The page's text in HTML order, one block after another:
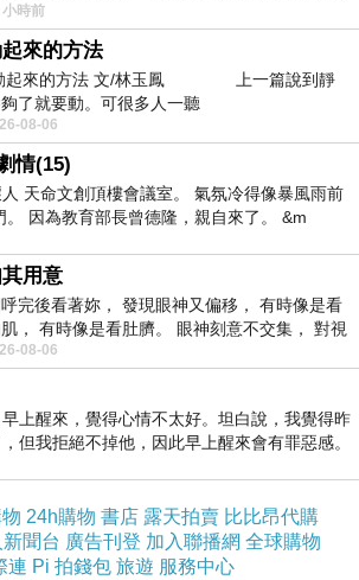
。
時前
來的方法
起來的方法 文/林玉鳳 上一篇說到靜
了就要動。可很多人一聽
08-06
情(15)
天命文創頂樓會議室。 氣氛冷得像暴風雨前
。 因為教育部長曾德隆，親自來了。 &m
用意
完後看著妳， 發現眼神又偏移， 有時像是看
， 有時像是看肚臍。 眼神刻意不交集， 對視
不對齊， 讓我很難不
08-06
上醒來，覺得心情不太好。坦白說，我覺得昨
但我拒絕不掉他，因此早上醒來會有罪惡感。
24h購物 書店 露天拍賣 比比昂代購
聞台 廣告刊登 加入聯播網 全球購物
連 Pi 拍錢包 旅遊 服務中心